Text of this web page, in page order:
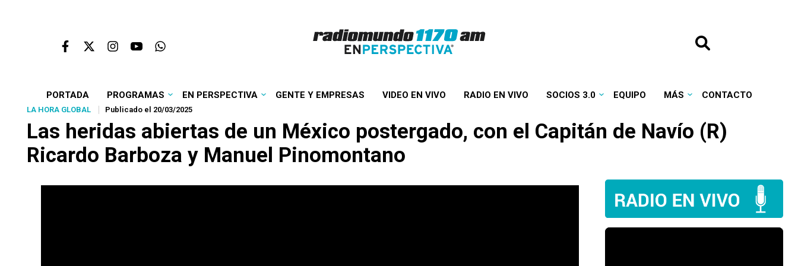
PORTADA PROGRAMAS EN PERSPECTIVA GENTE Y EMPRESAS VIDEO EN VIVO RADIO EN VIVO SOCIOS 3.0 EQUIPO MÁS CONTACTO
LA HORA GLOBAL Publicado el 20/03/2025
Las heridas abiertas de un México postergado, con el Capitán de Navío (R)
Ricardo Barboza y Manuel Pinomontano